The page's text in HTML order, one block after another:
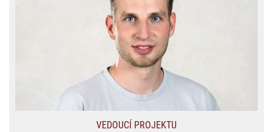
VEDOUCÍ PROJEKTU